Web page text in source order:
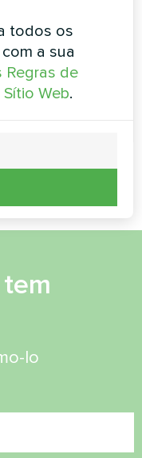
0.70 ... 2,90 kW
0.96 ... 3.78 kW
lo
todos os
a sua
Regras de
Web.